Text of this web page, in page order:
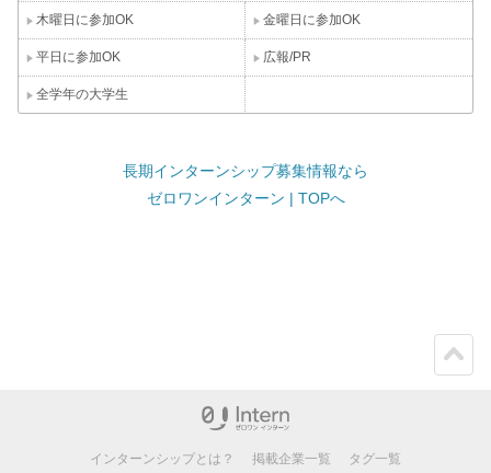
木曜日に参加OK 金曜日に参加OK
平日に参加OK 広報/PR
全学年の大学生
長期インターンシップ募集情報なら
ゼロワンインターン | TOPへ
インターンシップとは？ 掲載企業一覧 タグ一覧